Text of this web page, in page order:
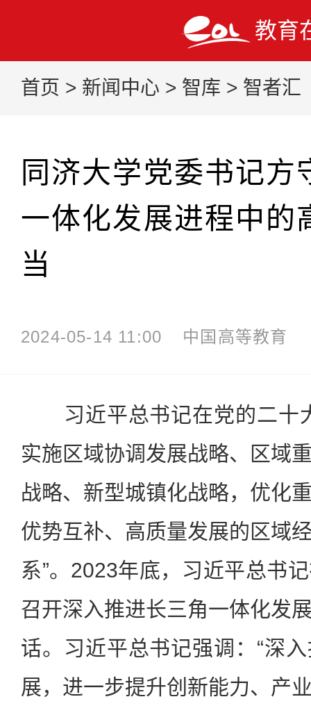
教育
首页 > 新闻中心 > 智库 > 智者汇
同济大学党委书记方
一体化发展进程中的
当
2024-05-14 11:00 中国高等教育
习近平总书记在党的二十
实施区域协调发展战略、区域
战略、新型城镇化战略，优化
优势互补、高质量发展的区域
系”。2023年底，习近平总书
召开深入推进长三角一体化发
话。习近平总书记强调：“深
展，进一步提升创新能力、产